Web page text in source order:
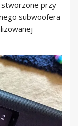
stworzone przy
subwoofera